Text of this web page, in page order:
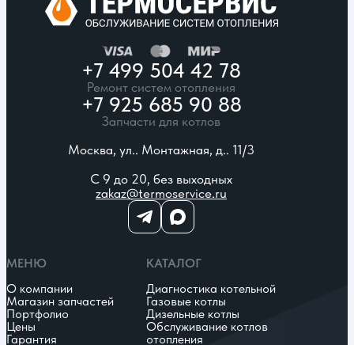
+7 499 504 42 78
Ремонт систем отопления
+7 925 685 90 88
Запчасти для котлов
Москва, ул.. Монтажная, д.. 11/3
С 9 до 20, без выходных
zakaz@termoservice.ru
МЕНЮ
О компании
Магазин запчастей
Портфолио
Цены
Гарантия
КАТАЛОГ
Диагностика котельной
Газовые котлы
Дизельные котлы
Обслуживание котлов
отопления